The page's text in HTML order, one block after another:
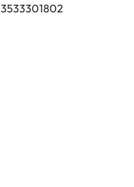
3533301802